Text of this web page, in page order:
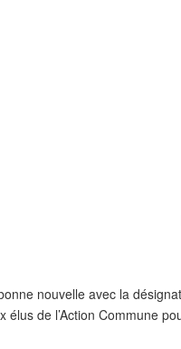
nouvelle avec la
de l’Action Commune